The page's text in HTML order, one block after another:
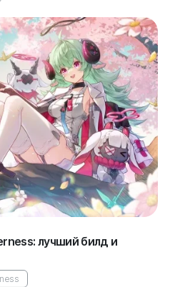
лучший билд и